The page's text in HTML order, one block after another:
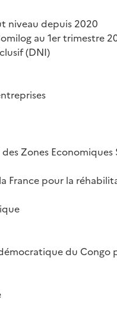
niveau depuis 2020
au 1er trimestre
(DNI)
Zones Economiques
France pour la
du Congo